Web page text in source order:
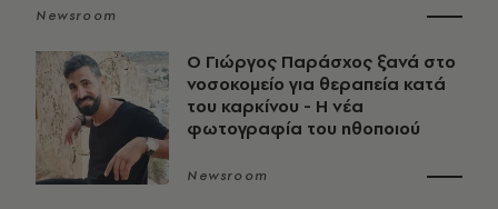
Newsroom
O Γιώργος Παράσχος ξανά στο
νοσοκομείο για θεραπεία κατά
του καρκίνου - Η νέα
φωτογραφία του ηθοποιού
Newsroom